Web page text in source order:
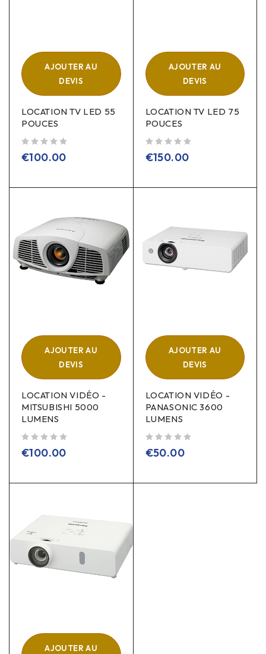
AJOUTER AU
DEVIS
LOCATION TV LED 55
POUCES
€100.00
AJOUTER AU
DEVIS
LOCATION TV LED 75
POUCES
€150.00
AJOUTER AU
DEVIS
LOCATION VIDÉO -
MITSUBISHI 5000
LUMENS
€100.00
AJOUTER AU
DEVIS
LOCATION VIDÉO -
PANASONIC 3600
LUMENS
€50.00
AJOUTER AU